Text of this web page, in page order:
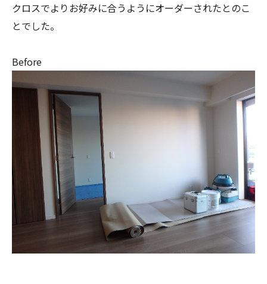
クロスでよりお好みに合うようにオーダーされたとのこ
とでした。
Before